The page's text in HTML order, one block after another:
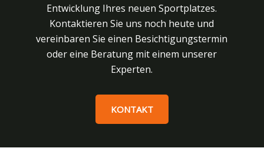
Entwicklung Ihres neuen Sportplatzes.
Kontaktieren Sie uns noch heute und
vereinbaren Sie einen Besichtigungstermin
oder eine Beratung mit einem unserer
Experten.
KONTAKT